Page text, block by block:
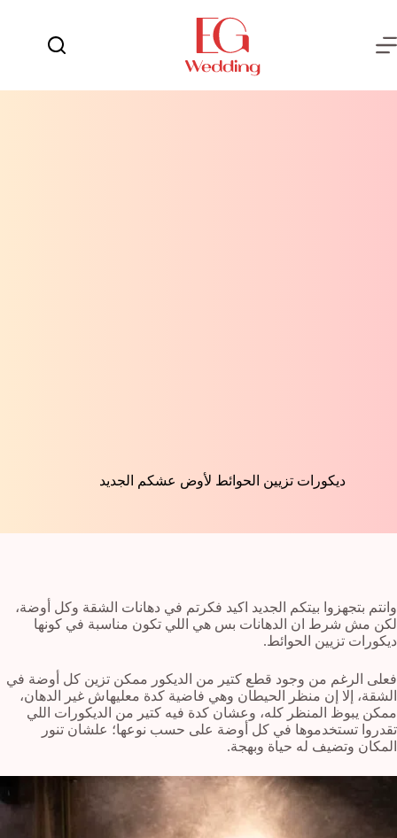
المحتوى
توجد
ديكورات تزيين الحوائط لأوض عشكم الجديد
وانتم بتجهزوا بيتكم الجديد اكيد فكرتم في دهانات الشقة وكل أوضة،
لكن مش شرط ان الدهانات بس هي اللي تكون مناسبة في كونها
ديكورات تزيين الحوائط.
فعلى الرغم من وجود قطع كتير من الديكور ممكن تزين كل أوضة في
الشقة، إلا إن منظر الحيطان وهي فاضية كدة معليهاش غير الدهان،
ممكن يبوظ المنظر كله، وعشان كدة فيه كتير من الديكورات اللي
تقدروا تستخدموها في كل أوضة على حسب نوعها؛ علشان تنور
المكان وتضيف له حياة وبهجة.